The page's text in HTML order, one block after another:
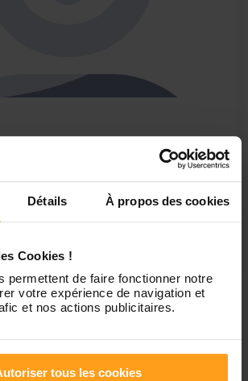
Détails À propos des cookies
Cookies !
permettent de faire fonctionner notre
votre expérience de navigation et
et nos actions publicitaires.
tous les cookies
étudiante patiente et motivée!
et j'habite dans les environs de
la formation aux gestes de premiers
je suis titulaire d'un baccalauréat
une grande famille, j'ai beaucoup de
Je suis...